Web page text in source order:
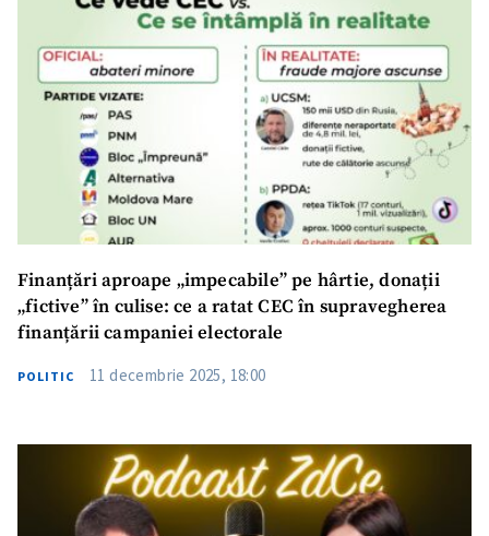
Finanțări aproape „impecabile” pe hârtie, donații
„fictive” în culise: ce a ratat CEC în supravegherea
finanțării campaniei electorale
POLITIC 11 decembrie 2025, 18:00
ȘTIREA MEA